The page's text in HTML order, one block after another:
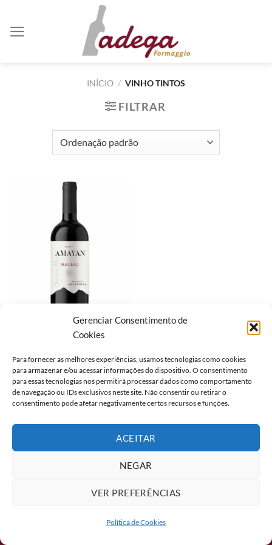
Gerenciar Consentimento de
Cookies
Para fornecer as melhores experiências, usamos tecnologias como cookies
para armazenar e/ou acessar informações do dispositivo. O consentimento
para essas tecnologias nos permitirá processar dados como comportamento
de navegação ou IDs exclusivos neste site. Não consentir ou retirar o
consentimento pode afetar negativamente certos recursos e funções.
ACEITAR
NEGAR
VER PREFERÊNCIAS
Política de Cookies
INÍCIO / VINHO TINTOS
FILTRAR
VINHO AMAYAN MALBEC
TINTO 750ML
Formaggio Food Service